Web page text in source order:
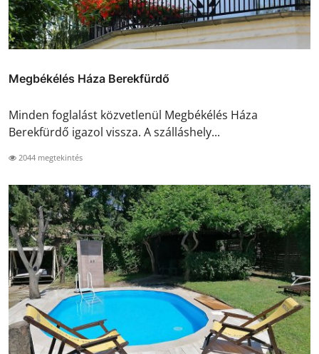
Megbékélés Háza Berekfürdő
Minden foglalást közvetlenül Megbékélés Háza
Berekfürdő igazol vissza. A szálláshely...
2044 megtekintés